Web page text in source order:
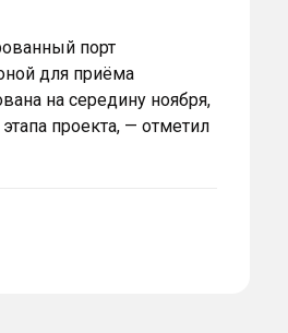
порт
для приёма
на середину ноября,
проекта, — отметил